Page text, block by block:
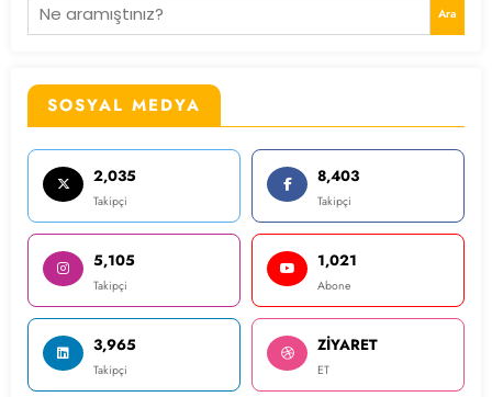
Ara
SOSYAL MEDYA
2,035
Takipçi
8,403
Takipçi
5,105
Takipçi
1,021
Abone
3,965
Takipçi
ZİYARET
ET